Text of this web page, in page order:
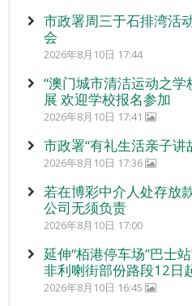
市政署周三于石排湾活
会
2026年8月10日 17:44
“澳门城市清洁运动之
展 欢迎学校报名参加
2026年8月10日 17:41
市政署“有礼生活亲子讲
2026年8月10日 17:36
若在博彩中介人处存放
公司无须负责
2026年8月10日 17:00
延伸“栢港停车场”巴
非利喇街部份路段12日
2026年8月10日 16:45